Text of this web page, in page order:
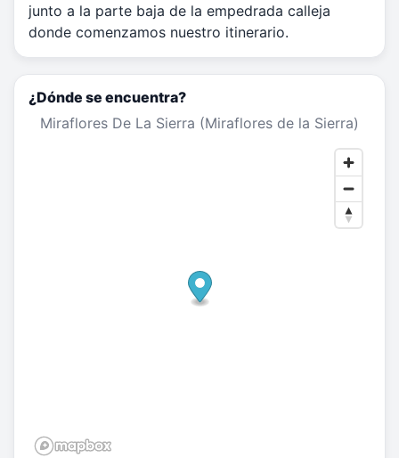
junto a la parte baja de la empedrada calleja
donde comenzamos nuestro itinerario.
¿Dónde se encuentra?
Miraflores De La Sierra (Miraflores de la Sierra)